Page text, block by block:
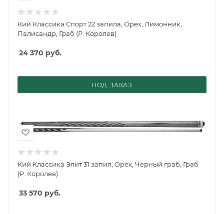
Кий Классика Спорт 22 запила, Орех, Лимонник,
Палисандр, Граб (Р. Королев)
24 370 руб.
ПОД ЗАКАЗ
Кий Классика Элит 31 запил, Орех, Черный граб, Граб
(Р. Королев)
33 570 руб.